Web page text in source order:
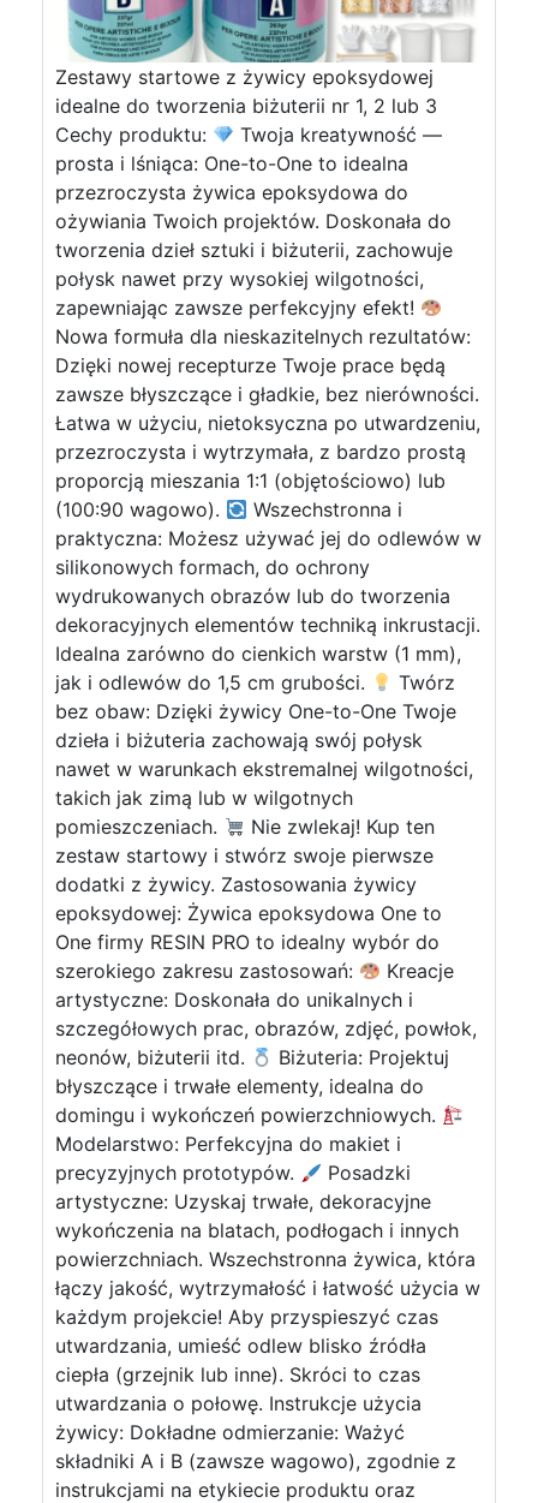
Zestawy startowe z żywicy epoksydowej
idealne do tworzenia biżuterii nr 1, 2 lub 3
Cechy produktu:
Twoja kreatywność —
prosta i lśniąca: One-to-One to idealna
przezroczysta żywica epoksydowa do
ożywiania Twoich projektów. Doskonała do
tworzenia dzieł sztuki i biżuterii, zachowuje
połysk nawet przy wysokiej wilgotności,
zapewniając zawsze perfekcyjny efekt!
Nowa formuła dla nieskazitelnych rezultatów:
Dzięki nowej recepturze Twoje prace będą
zawsze błyszczące i gładkie, bez nierówności.
Łatwa w użyciu, nietoksyczna po utwardzeniu,
przezroczysta i wytrzymała, z bardzo prostą
proporcją mieszania 1:1 (objętościowo) lub
(100:90 wagowo).
Wszechstronna i
praktyczna: Możesz używać jej do odlewów w
silikonowych formach, do ochrony
wydrukowanych obrazów lub do tworzenia
dekoracyjnych elementów techniką inkrustacji.
Idealna zarówno do cienkich warstw (1 mm),
jak i odlewów do 1,5 cm grubości.
Twórz
bez obaw: Dzięki żywicy One-to-One Twoje
dzieła i biżuteria zachowają swój połysk
nawet w warunkach ekstremalnej wilgotności,
takich jak zimą lub w wilgotnych
pomieszczeniach.
Nie zwlekaj! Kup ten
zestaw startowy i stwórz swoje pierwsze
dodatki z żywicy. Zastosowania żywicy
epoksydowej: Żywica epoksydowa One to
One firmy RESIN PRO to idealny wybór do
szerokiego zakresu zastosowań:
Kreacje
artystyczne: Doskonała do unikalnych i
szczegółowych prac, obrazów, zdjęć, powłok,
neonów, biżuterii itd.
Biżuteria: Projektuj
błyszczące i trwałe elementy, idealna do
domingu i wykończeń powierzchniowych.
Modelarstwo: Perfekcyjna do makiet i
precyzyjnych prototypów.
Posadzki
artystyczne: Uzyskaj trwałe, dekoracyjne
wykończenia na blatach, podłogach i innych
powierzchniach. Wszechstronna żywica, która
łączy jakość, wytrzymałość i łatwość użycia w
każdym projekcie! Aby przyspieszyć czas
utwardzania, umieść odlew blisko źródła
ciepła (grzejnik lub inne). Skróci to czas
utwardzania o połowę. Instrukcje użycia
żywicy: Dokładne odmierzanie: Ważyć
składniki A i B (zawsze wagowo), zgodnie z
instrukcjami na etykiecie produktu oraz